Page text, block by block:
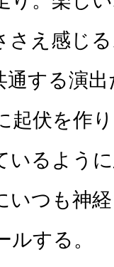
さえ感じ
通する演出
起伏を作
いるよう
いつも神
する。